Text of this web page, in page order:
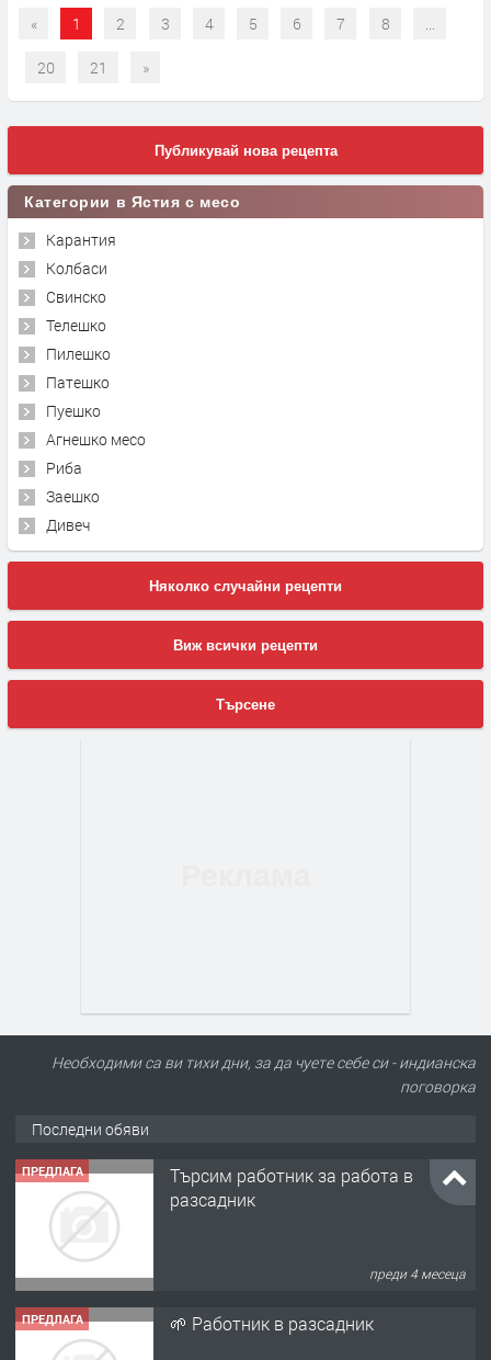
« 1 2 3 4 5 6 7 8 ...
20 21 »
Публикувай нова рецепта
Категории в Ястия с месо
Карантия
Колбаси
Свинско
Телешко
Пилешко
Патешко
Пуешко
Агнешко месо
Риба
Заешко
Дивеч
Няколко случайни рецепти
Виж всички рецепти
Търсене
Необходими са ви тихи дни, за да чуете себе си - индианска
поговорка
Последни обяви
Търсим работник за работа в
разсадник
ПРЕДЛАГА 🌱 Работник в разсадник
преди 4 месеца
ПРЕДЛАГА Търсим работничка